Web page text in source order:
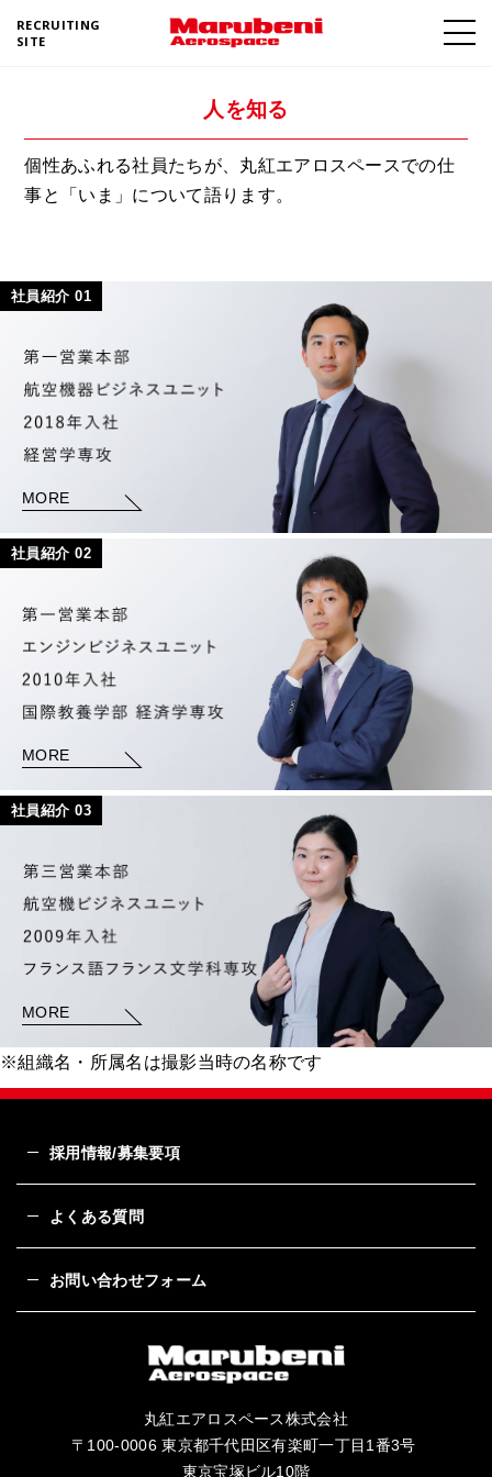
RECRUITING
SITE
人を知る
個性あふれる社員たちが、丸紅エアロスペースでの仕
事と「いま」について語ります。
社員紹介 01
MORE
社員紹介 02
MORE
社員紹介 03
MORE
※組織名・所属名は撮影当時の名称です
採用情報/募集要項
よくある質問
お問い合わせフォーム
丸紅エアロスペース株式会社
〒100-0006 東京都千代田区有楽町一丁目1番3号
東京宝塚ビル10階